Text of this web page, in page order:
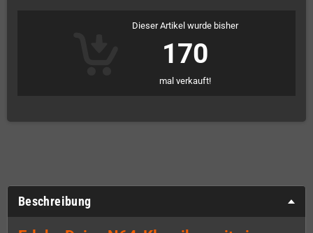
Dieser Artikel wurde bisher
170
mal verkauft!
Beschreibung